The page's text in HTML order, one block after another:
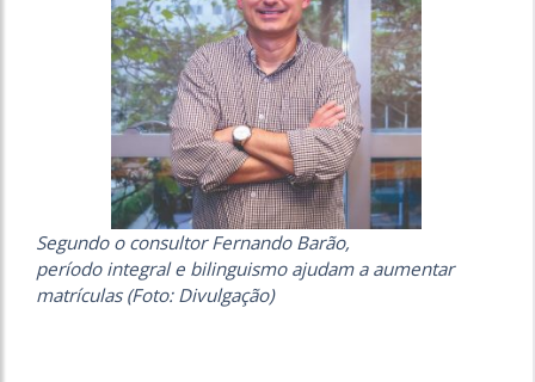
Segundo o consultor Fernando Barão,
período integral e bilinguismo ajudam a aumentar
matrículas (Foto: Divulgação)